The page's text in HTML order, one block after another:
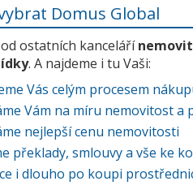
Domus Global
ostatních kanceláří
. A najdeme i tu Vaši:
Vás celým procesem
Vám na míru nemovitost a
nejlepší cenu nemovitosti
překlady, smlouvy a vše ke
i dlouho po koupi